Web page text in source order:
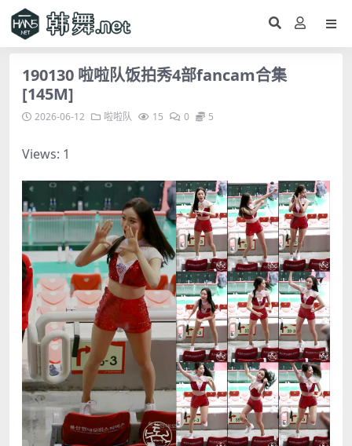
190130 啦啦队饭拍秀4部fancam合集
[145M]
2026-06-12 啦啦队 15 0 5
Views: 1